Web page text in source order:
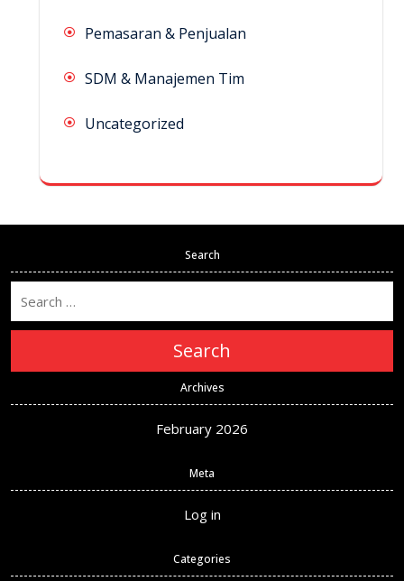
Pemasaran & Penjualan
SDM & Manajemen Tim
Uncategorized
Search
Search
Archives
February 2026
Meta
Log in
Categories